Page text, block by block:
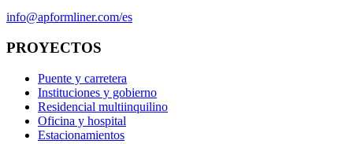
info@apformliner.com/es
PROYECTOS
Puente y carretera
Instituciones y gobierno
Residencial multiinquilino
Oficina y hospital
Estacionamientos